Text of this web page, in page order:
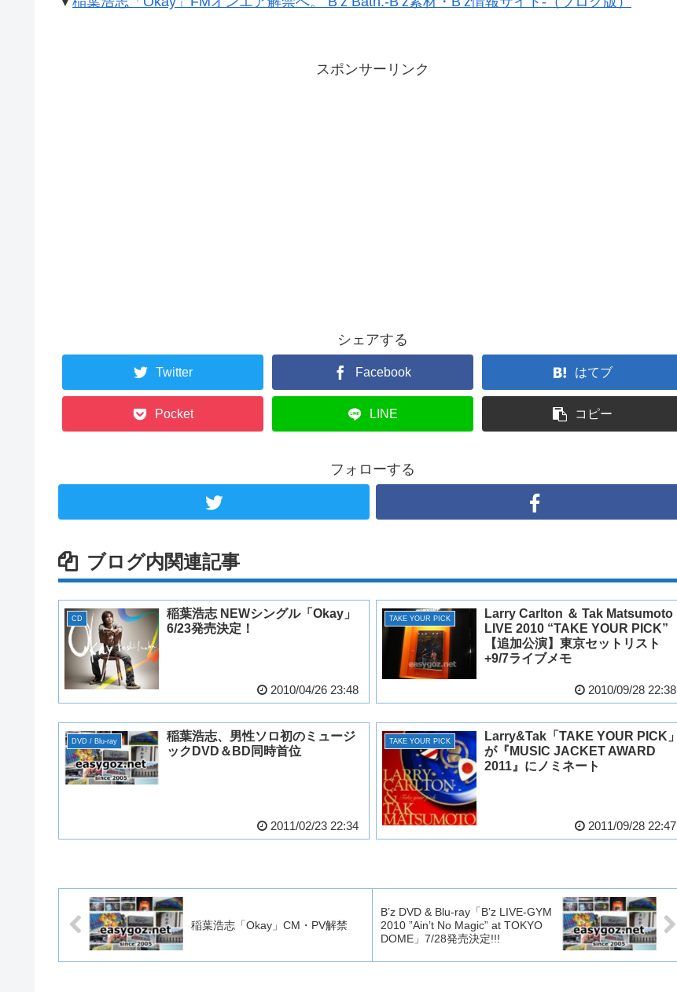
スポンサーリンク
シェアする
Twitter Facebook はてブ
Pocket LINE コピー
フォローする
ブログ内関連記事
CD
稲葉浩志 NEWシングル「Okay」
6/23発売決定！
2010/04/26 23:48
TAKE YOUR PICK
Larry Carlton ＆ Tak Matsumoto
LIVE 2010 “TAKE YOUR PICK”
【追加公演】東京セットリスト
+9/7ライブメモ
2010/09/28 22:38
DVD / Blu-ray
稲葉浩志、男性ソロ初のミュージ
ックDVD＆BD同時首位
2011/02/23 22:34
TAKE YOUR PICK
Larry&Tak「TAKE YOUR PICK」
が『MUSIC JACKET AWARD
2011』にノミネート
2011/09/28 22:47
稲葉浩志「Okay」CM・PV解禁
B’z DVD & Blu-ray「B’z LIVE-GYM
2010 ”Ain’t No Magic” at TOKYO
DOME」7/28発売決定!!!